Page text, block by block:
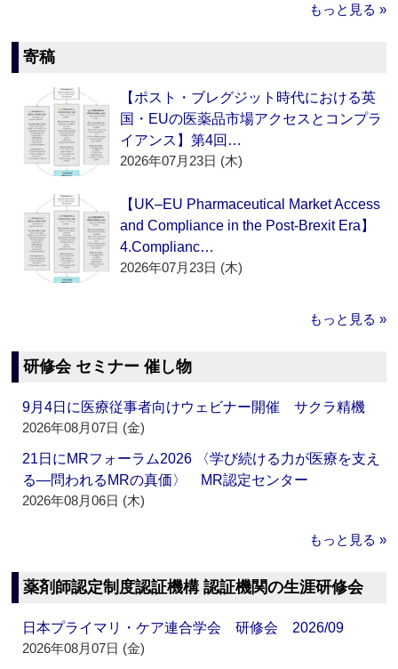
もっと見る »
寄稿
【ポスト・ブレグジット時代における英
国・EUの医薬品市場アクセスとコンプラ
イアンス】第4回…
2026年07月23日 (木)
【UK–EU Pharmaceutical Market Access
and Compliance in the Post-Brexit Era】
4.Complianc…
2026年07月23日 (木)
もっと見る »
研修会 セミナー 催し物
9月4日に医療従事者向けウェビナー開催 サクラ精機
2026年08月07日 (金)
21日にMRフォーラム2026 〈学び続ける力が医療を支え
る―問われるMRの真価〉 MR認定センター
2026年08月06日 (木)
もっと見る »
薬剤師認定制度認証機構 認証機関の生涯研修会
日本プライマリ・ケア連合学会 研修会 2026/09
2026年08月07日 (金)